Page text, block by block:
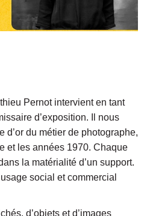
Pernot intervient en tant
d’exposition. Il nous
d’or du métier de photographe,
et les années 1970. Chaque
la matérialité d’un support.
social et commercial
d’objets et d’images